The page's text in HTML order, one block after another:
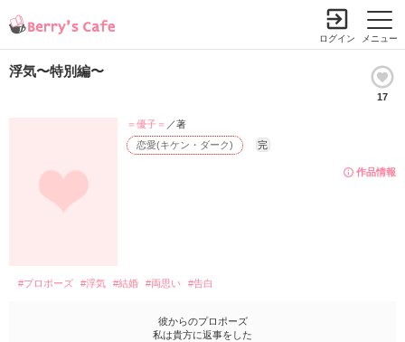
メニュー
ログイン
浮気〜特別編〜
17
作品情報
恋愛(キケン・ダーク) 完
＝優子＝ ／著
#プロポーズ #浮気 #結婚 #両思い #告白
彼からのプロポーズ
私は貴方に返事をした